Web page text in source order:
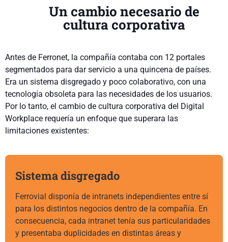
Un cambio necesario de
cultura corporativa
Antes de Ferronet, la compañía contaba con 12 portales
segmentados para dar servicio a una quincena de países.
Era un sistema disgregado y poco colaborativo, con una
tecnología obsoleta para las necesidades de los usuarios.
Por lo tanto, el cambio de cultura corporativa del Digital
Workplace requería un enfoque que superara las
limitaciones existentes:
Sistema disgregado
Ferrovial disponía de intranets independientes entre sí
para los distintos negocios dentro de la compañía. En
consecuencia, cada intranet tenía sus particularidades
y presentaba duplicidades en distintas áreas y